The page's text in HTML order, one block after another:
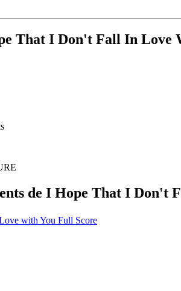
That I Don't Fall In Love
de I Hope That I Don't
with You Full Score